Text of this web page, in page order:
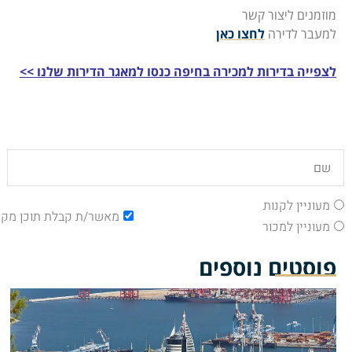
מוזמנים ליצור קשר
למעבר לדירה לחצו כאן
לצפייה בדירות למכירה בחיפה כנסו למאגר הדירות שלנו >>
מעוניין לקנות
מעוניין למכור
מאשר/ת קבלת תוכן
פוסטים נוספים